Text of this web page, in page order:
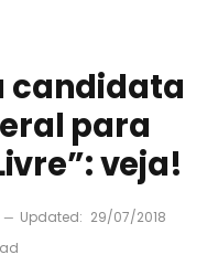
candidata
para
veja!
Updated: 29/07/2018